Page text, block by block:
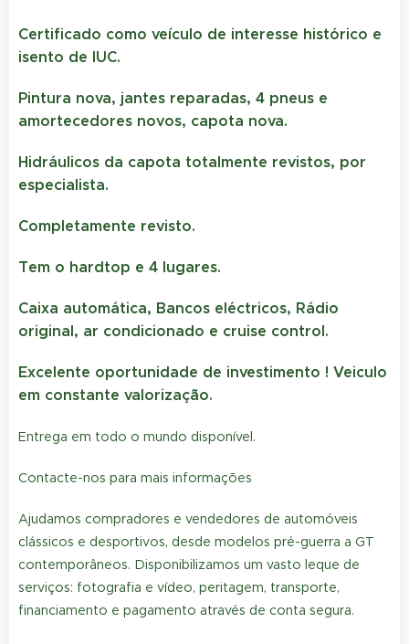
Certificado como veículo de interesse histórico e
isento de IUC.
Pintura nova, jantes reparadas, 4 pneus e
amortecedores novos, capota nova.
Hidráulicos da capota totalmente revistos, por
especialista.
Completamente revisto.
Tem o hardtop e 4 lugares.
Caixa automática, Bancos eléctricos, Rádio
original, ar condicionado e cruise control.
Excelente oportunidade de investimento ! Veiculo
em constante valorização.
Entrega em todo o mundo disponível.
Contacte-nos para mais informações
Ajudamos compradores e vendedores de automóveis
clássicos e desportivos, desde modelos pré-guerra a GT
contemporâneos. Disponibilizamos um vasto leque de
serviços: fotografia e vídeo, peritagem, transporte,
financiamento e pagamento através de conta segura.